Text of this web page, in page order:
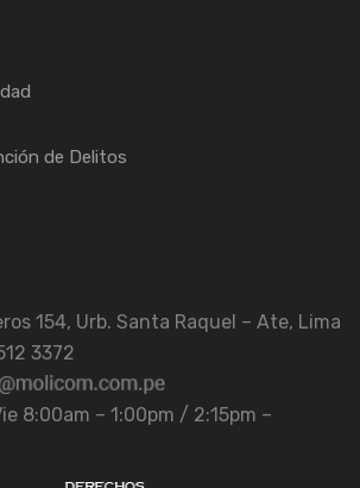
de Delitos
154, Urb. Santa Raquel – Ate, Lima
3372
8:00am – 1:00pm / 2:15pm –